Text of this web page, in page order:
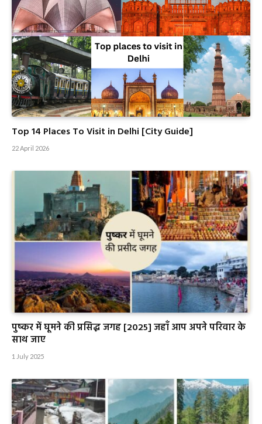
Top 14 Places To Visit in Delhi [City Guide]
22 April 2026
पुष्कर में घूमने की प्रसिद्ध जगह [2025] जहाँ आप अपने परिवार के
साथ जाए
1 July 2025